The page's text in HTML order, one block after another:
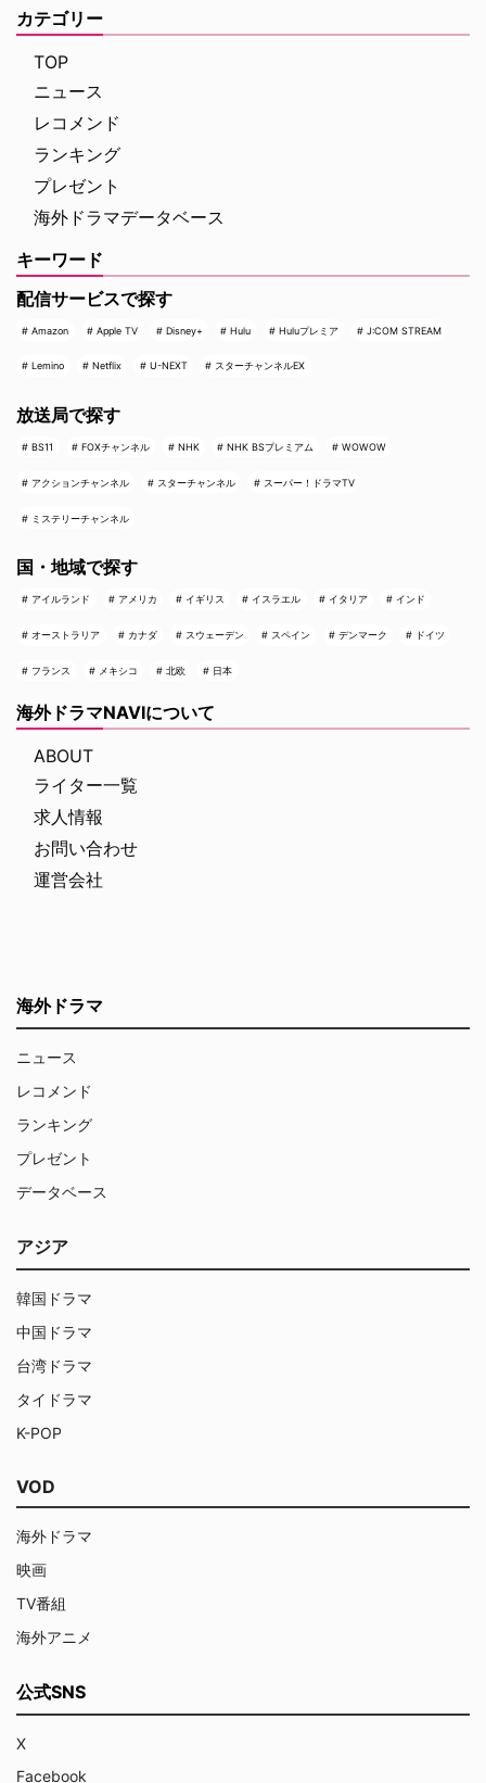
ネレア（テレサ・リオット）の4
人がメインキャラクターであり、
特にタイトルのヴァレリア（演じ
ス』の …
カテゴリー
TOP
ニュース
レコメンド
ランキング
プレゼント
海外ドラマデータベース
キーワード
配信サービスで探す
Amazon Apple TV Disney+ Hulu Huluプレミア J:COM STREAM
Lemino Netflix U-NEXT スターチャンネルEX
放送局で探す
BS11 FOXチャンネル NHK NHK BSプレミアム WOWOW
アクションチャンネル スターチャンネル スーパー！ドラマTV
ミステリーチャンネル
国・地域で探す
アイルランド アメリカ イギリス イスラエル イタリア インド
オーストラリア カナダ スウェーデン スペイン デンマーク ドイツ
フランス メキシコ 北欧 日本
海外ドラマNAVIについて
ABOUT
ライター一覧
求人情報
お問い合わせ
運営会社
海外ドラマ
ニュース
レコメンド
ランキング
プレゼント
データベース
アジア
韓国ドラマ
中国ドラマ
台湾ドラマ
タイドラマ
K-POP
VOD
海外ドラマ
映画
TV番組
海外アニメ
公式SNS
X
Facebook